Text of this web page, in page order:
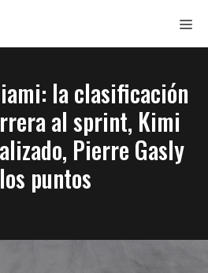
la clasificación
al sprint, Kimi
Pierre Gasly
puntos